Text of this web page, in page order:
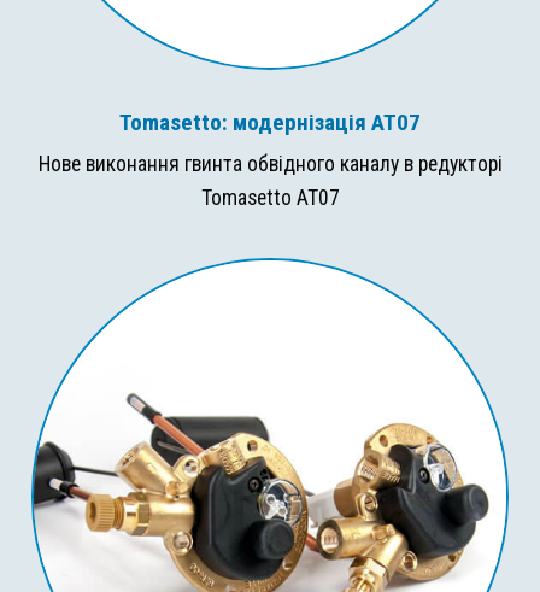
Tomasetto: модернізація AT07
Нове виконання гвинта обвідного каналу в редукторі
Tomasetto AT07